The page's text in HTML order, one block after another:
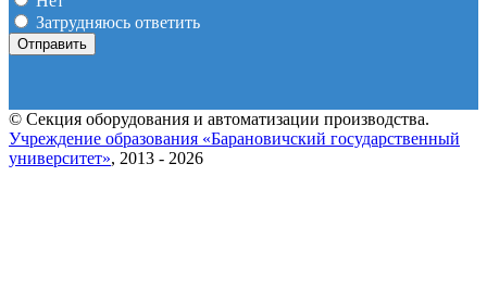
Затрудняюсь ответить
© Секция оборудования и автоматизации производства.
Учреждение образования «Барановичский государственный
университет», 2013 - 2026